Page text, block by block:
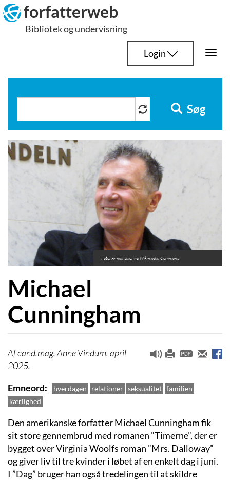
Hop
til
indhold
forfatterweb
Bibliotek og undervisning
Login
Søg
Foto: Anneli Salo, via Wikimedia Commons
Michael
Cunningham
cand.mag. Anne Vindum, april
2025.
Emneord
hverdagen relationer seksualitet familien
kærlighed
Den amerikanske forfatter Michael Cunningham fik
sit store gennembrud med romanen ”Timerne”, der er
bygget over Virginia Woolfs roman ”Mrs. Dalloway”
og giver liv til tre kvinder i løbet af en enkelt dag i juni.
I ”Dag” bruger han også tredelingen til at skildre